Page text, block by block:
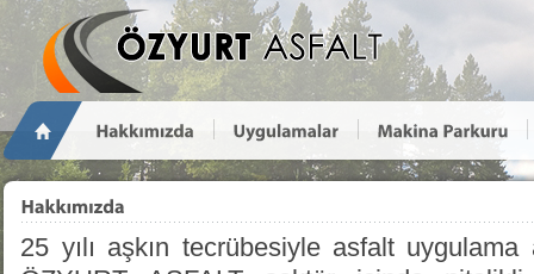
25 yılı aşkın tecrübesiyle asfalt